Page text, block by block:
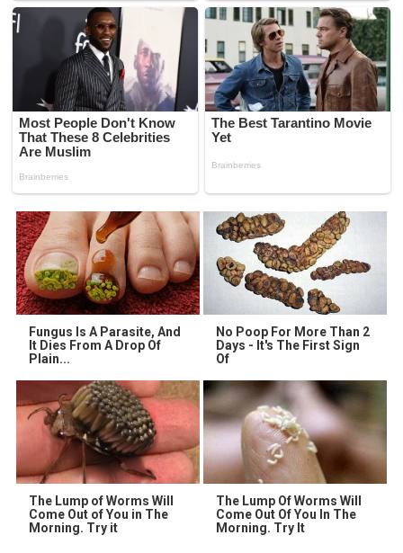
Fungus Is A Parasite, And
It Dies From A Drop Of
Plain...
No Poop For More Than 2
Days - It's The First Sign
Of
The Lump of Worms Will
Come Out of You in The
Morning. Try it
The Lump Of Worms Will
Come Out Of You In The
Morning. Try It